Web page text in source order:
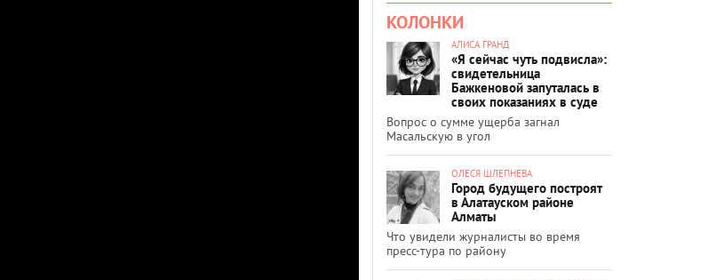
КОЛОНКИ
АЛИСА ГРАНД
«Я сейчас чуть подвисла»:
свидетельница
Бажкеновой запуталась в
своих показаниях в суде
Вопрос о сумме ущерба загнал
Масальскую в угол
ОЛЕСЯ ШЛЕПНЕВА
Город будущего построят
в Алатауском районе
Алматы
Что увидели журналисты во время
пресс-тура по району